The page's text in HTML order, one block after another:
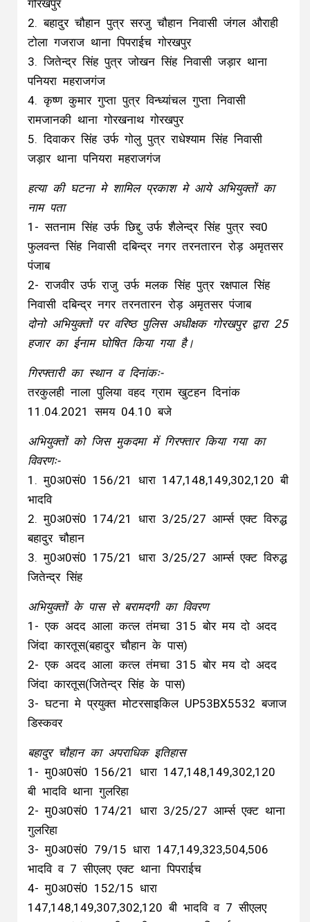
गोरखपुर
2. बहादुर चौहान पुत्र सरजु चौहान निवासी जंगल औराही
टोला गजराज थाना पिपराईच गोरखपुर
3. जितेन्द्र सिंह पुत्र जोखन सिंह निवासी जड़ार थाना
पनियरा महराजगंज
4. कृष्ण कुमार गुप्ता पुत्र विन्ध्यांचल गुप्ता निवासी
रामजानकी थाना गोरखनाथ गोरखपुर
5. दिवाकर सिंह उर्फ गोलु पुत्र राधेश्याम सिंह निवासी
जड़ार थाना पनियरा महराजगंज
हत्या की घटना मे शामिल प्रकाश मे आये अभियुक्तों का
नाम पता
1- सतनाम सिंह उर्फ छिद्दु उर्फ शैलेन्द्र सिंह पुत्र स्व0
फुलवन्त सिंह निवासी दबिन्द्र नगर तरनतारन रोड़ अमृतसर
पंजाब
2- राजवीर उर्फ राजु उर्फ मलक सिंह पुत्र रक्षपाल सिंह
निवासी दबिन्द्र नगर तरनतारन रोड़ अमृतसर पंजाब
दोनो अभियुक्तों पर वरिष्ठ पुलिस अधीक्षक गोरखपुर द्वारा 25
हजार का ईनाम घोषित किया गया है।
गिरफ्तारी का स्थान व दिनांकः-
तरकुलही नाला पुलिया वहद ग्राम खुटहन दिनांक
11.04.2021 समय 04.10 बजे
अभियुक्तों को जिस मुकदमा में गिरफ्तार किया गया का
विवरणः-
1. मु0अ0सं0 156/21 धारा 147,148,149,302,120 बी
भादवि
2. मु0अ0सं0 174/21 धारा 3/25/27 आर्म्स एक्ट विरुद्ध
बहादुर चौहान
3. मु0अ0सं0 175/21 धारा 3/25/27 आर्म्स एक्ट विरुद्ध
जितेन्द्र सिंह
अभियुक्तों के पास से बरामदगी का विवरण
1- एक अदद आला कत्ल तंमचा 315 बोर मय दो अदद
जिंदा कारतूस(बहादुर चौहान के पास)
2- एक अदद आला कत्ल तंमचा 315 बोर मय दो अदद
जिंदा कारतूस(जितेन्द्र सिंह के पास)
3- घटना मे प्रयुक्त मोटरसाइकिल UP53BX5532 बजाज
डिस्कवर
बहादुर चौहान का अपराधिक इतिहास
1- मु0अ0सं0 156/21 धारा 147,148,149,302,120
बी भादवि थाना गुलरिहा
2- मु0अ0सं0 174/21 धारा 3/25/27 आर्म्स एक्ट थाना
गुलरिहा
3- मु0अ0सं0 79/15 धारा 147,149,323,504,506
भादवि व 7 सीएलए एक्ट थाना पिपराईच
4- मु0अ0सं0 152/15 धारा
147,148,149,307,302,120 बी भादवि व 7 सीएलए